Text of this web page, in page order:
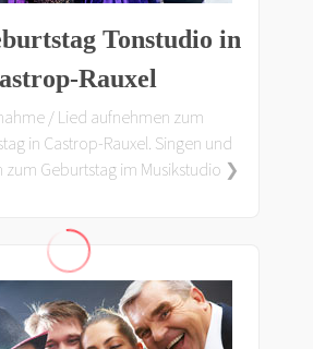
Tonstudio in
Rauxel
/ Lied aufnehmen zum
in Castrop-Rauxel. Singen und
zum Geburtstag im Musikstudio ❯